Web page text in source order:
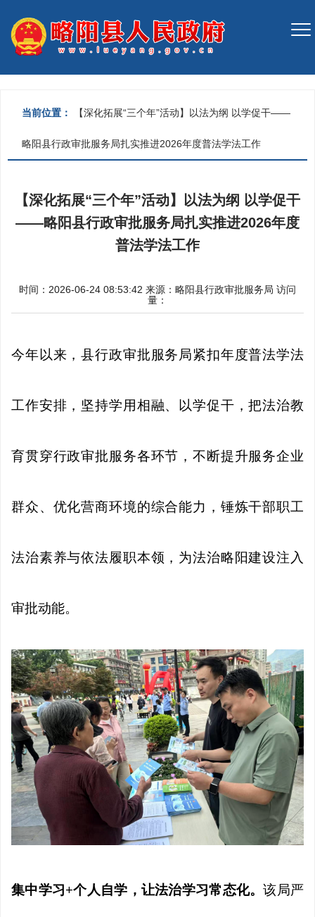
当前位置： 【深化拓展“三个年”活动】以法为纲 以学促干——
略阳县行政审批服务局扎实推进2026年度普法学法工作
【深化拓展“三个年”活动】以法为纲 以学促干
——略阳县行政审批服务局扎实推进2026年度
普法学法工作
时间：2026-06-24 08:53:42 来源： 略阳县行政审批服务局 访问
量：
今年以来，县行政审批服务局紧扣年度普法学法
工作安排，坚持学用相融、以学促干，把法治教
育贯穿行政审批服务各环节，不断提升服务企业
群众、优化营商环境的综合能力，锤炼干部职工
法治素养与依法履职本领，为法治略阳建设注入
审批动能。
集中学习+个人自学，让法治学习常态化。该局严